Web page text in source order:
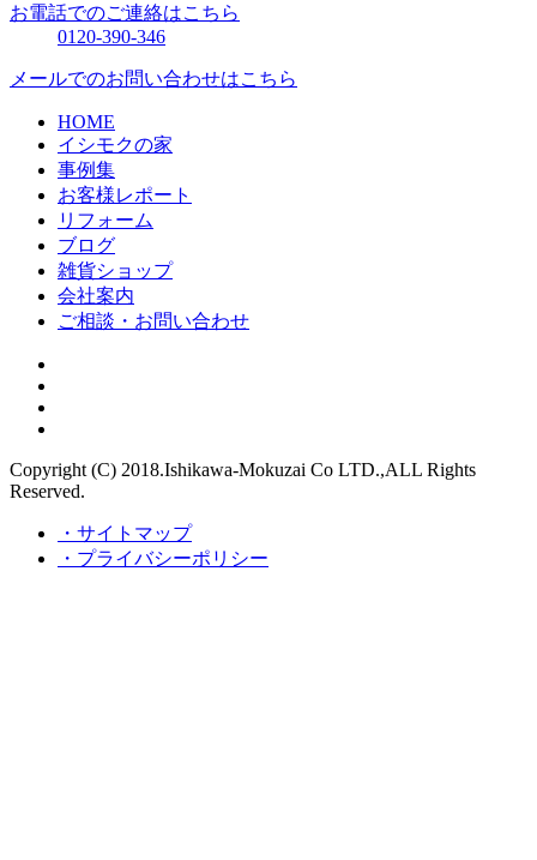
お電話でのご連絡はこちら
0120-390-346
メールでのお問い合わせはこちら
HOME
イシモクの家
事例集
お客様レポート
リフォーム
ブログ
雑貨ショップ
会社案内
ご相談・お問い合わせ
Copyright (C) 2018.Ishikawa-Mokuzai Co LTD.,ALL Rights
Reserved.
・サイトマップ
・プライバシーポリシー